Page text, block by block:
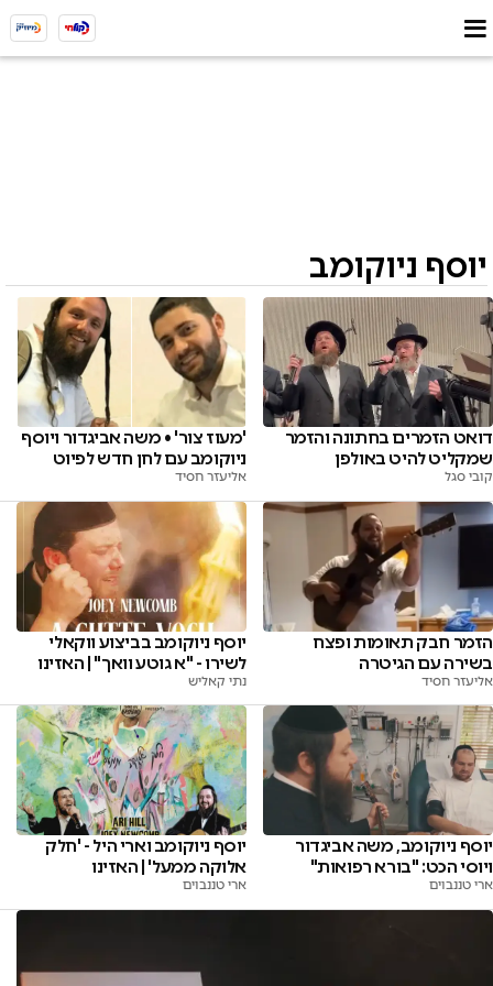
יוסף ניוקומב
דואט הזמרים בחתונה והזמר
שמקליט להיט באולפן
קובי סגל
'מעוז צור' • משה אביגדור ויוסף
ניוקומב עם לחן חדש לפיוט
אליעזר חסיד
הזמר חבק תאומות ופצח
בשירה עם הגיטרה
אליעזר חסיד
יוסף ניוקומב בביצוע ווקאלי
לשירו - "א גוטע וואך" | האזינו
נתי קאליש
יוסף ניוקומב, משה אביגדור
ויוסי הכט: "בורא רפואות"
ארי טננבוים
יוסף ניוקומב וארי היל - 'חלק
אלוקה ממעל' | האזינו
ארי טננבוים